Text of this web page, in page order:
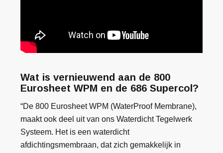
Wat is vernieuwend aan de 800
Eurosheet WPM en de 686 Supercol?
“De 800 Eurosheet WPM (WaterProof Membrane),
maakt ook deel uit van ons Waterdicht Tegelwerk
Systeem. Het is een waterdicht
afdichtingsmembraan, dat zich gemakkelijk in